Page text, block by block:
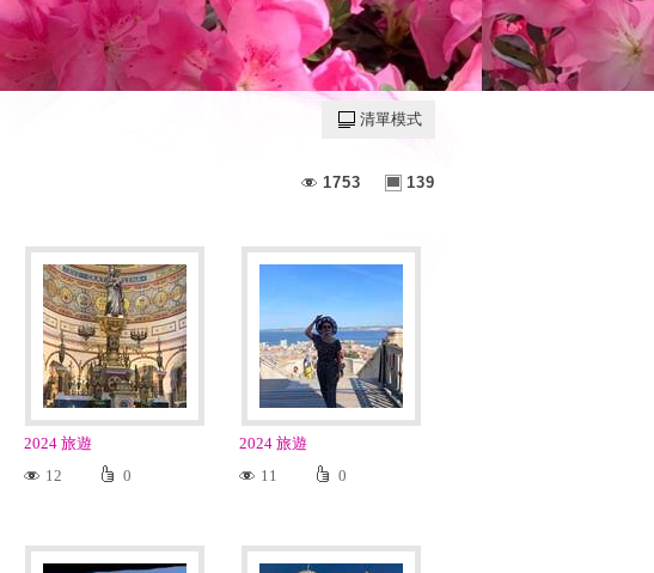
清單模式
139
1753
2024 旅遊
12
0
2024 旅遊
11
0